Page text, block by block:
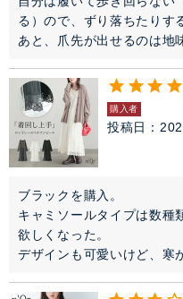
る）ので、ずり落ちたりす
あと、爪先が出せるのは地
購入者
投稿日
ブラックを購入。
キャミソールタイプは数種
欲しくなった。
デザインも可愛いけど、寒